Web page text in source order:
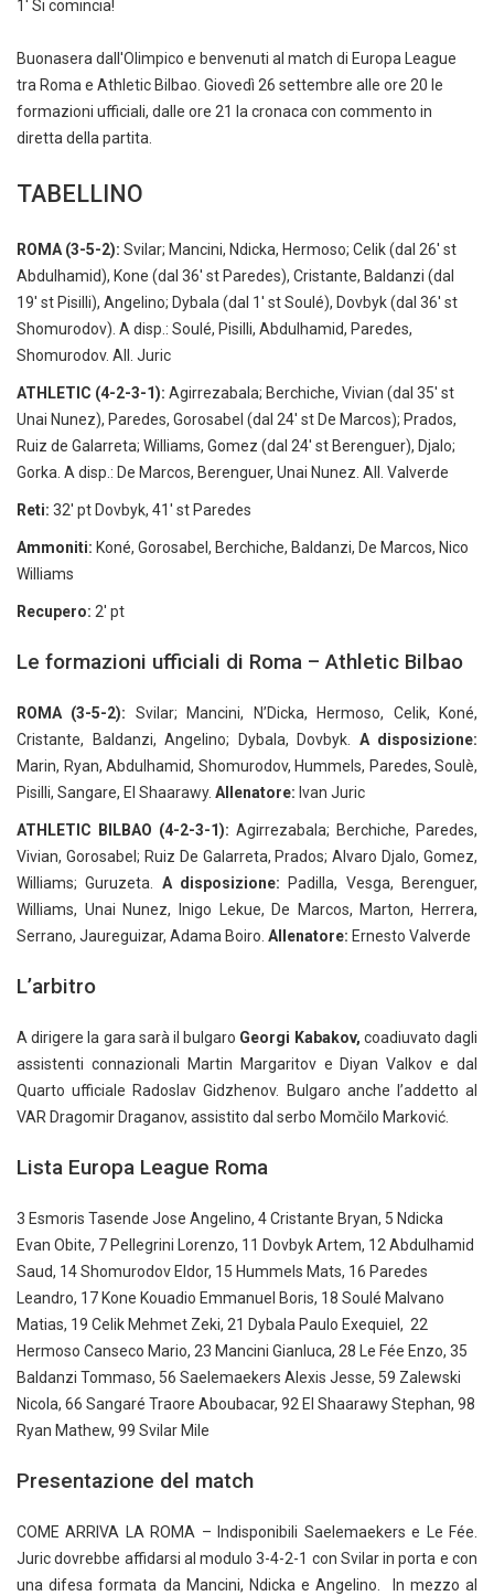
1' Si comincia!
Buonasera dall'Olimpico e benvenuti al match di Europa League
tra Roma e Athletic Bilbao. Giovedì 26 settembre alle ore 20 le
formazioni ufficiali, dalle ore 21 la cronaca con commento in
diretta della partita.
TABELLINO
ROMA (3-5-2): Svilar; Mancini, Ndicka, Hermoso; Celik (dal 26' st
Abdulhamid), Kone (dal 36' st Paredes), Cristante, Baldanzi (dal
19' st Pisilli), Angelino; Dybala (dal 1' st Soulé), Dovbyk (dal 36' st
Shomurodov). A disp.: Soulé, Pisilli, Abdulhamid, Paredes,
Shomurodov. All. Juric
ATHLETIC (4-2-3-1): Agirrezabala; Berchiche, Vivian (dal 35' st
Unai Nunez), Paredes, Gorosabel (dal 24' st De Marcos); Prados,
Ruiz de Galarreta; Williams, Gomez (dal 24' st Berenguer), Djalo;
Gorka. A disp.: De Marcos, Berenguer, Unai Nunez. All. Valverde
Reti: 32' pt Dovbyk, 41' st Paredes
Ammoniti: Koné, Gorosabel, Berchiche, Baldanzi, De Marcos, Nico
Williams
Recupero: 2' pt
Le formazioni ufficiali di Roma – Athletic Bilbao
ROMA (3-5-2): Svilar; Mancini, N’Dicka, Hermoso, Celik, Koné,
Cristante, Baldanzi, Angelino; Dybala, Dovbyk. A disposizione:
Marin, Ryan, Abdulhamid, Shomurodov, Hummels, Paredes, Soulè,
Pisilli, Sangare, El Shaarawy. Allenatore: Ivan Juric
ATHLETIC BILBAO (4-2-3-1): Agirrezabala; Berchiche, Paredes,
Vivian, Gorosabel; Ruiz De Galarreta, Prados; Alvaro Djalo, Gomez,
Williams; Guruzeta. A disposizione: Padilla, Vesga, Berenguer,
Williams, Unai Nunez, Inigo Lekue, De Marcos, Marton, Herrera,
Serrano, Jaureguizar, Adama Boiro. Allenatore: Ernesto Valverde
L’arbitro
A dirigere la gara sarà il bulgaro Georgi Kabakov, coadiuvato dagli
assistenti connazionali Martin Margaritov e Diyan Valkov e dal
Quarto ufficiale Radoslav Gidzhenov. Bulgaro anche l’addetto al
VAR Dragomir Draganov, assistito dal serbo Momčilo Marković.
Lista Europa League Roma
3 Esmoris Tasende Jose Angelino, 4 Cristante Bryan, 5 Ndicka
Evan Obite, 7 Pellegrini Lorenzo, 11 Dovbyk Artem, 12 Abdulhamid
Saud, 14 Shomurodov Eldor, 15 Hummels Mats, 16 Paredes
Leandro, 17 Kone Kouadio Emmanuel Boris, 18 Soulé Malvano
Matias, 19 Celik Mehmet Zeki, 21 Dybala Paulo Exequiel, 22
Hermoso Canseco Mario, 23 Mancini Gianluca, 28 Le Fée Enzo, 35
Baldanzi Tommaso, 56 Saelemaekers Alexis Jesse, 59 Zalewski
Nicola, 66 Sangaré Traore Aboubacar, 92 El Shaarawy Stephan, 98
Ryan Mathew, 99 Svilar Mile
Presentazione del match
COME ARRIVA LA ROMA – Indisponibili Saelemaekers e Le Fée.
Juric dovrebbe affidarsi al modulo 3-4-2-1 con Svilar in porta e con
una difesa formata da Mancini, Ndicka e Angelino. In mezzo al